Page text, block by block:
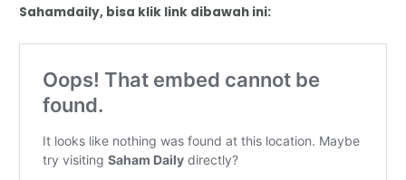
Sahamdaily, bisa klik link dibawah ini: